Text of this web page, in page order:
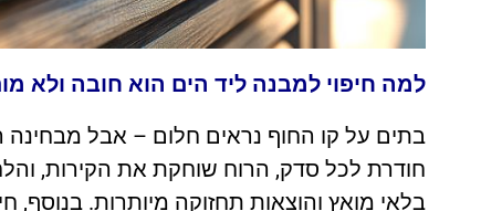
למה חיפוי למבנה ליד הים הוא חובה ולא
בתים על קו החוף נראים חלום – אבל
חודרת לכל סדק, הרוח שוחקת את הקירות,
בלאי מואץ והוצאות תחזוקה מיותרות.